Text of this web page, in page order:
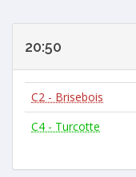
20:50
C2 - Brisebois
C4 - Turcotte